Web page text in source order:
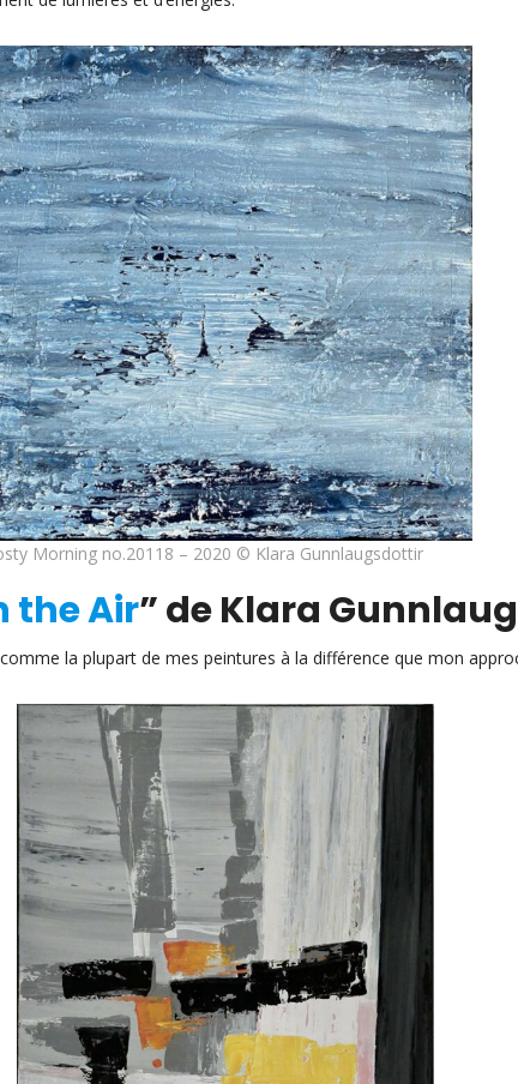
Morning no.20118 – 2020 © Klara Gunnlaugsdottir
the Air” de Klara
la plupart de mes peintures à la différence que mon